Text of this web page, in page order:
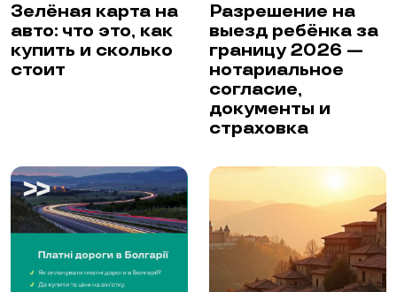
Зелёная карта на
авто: что это, как
купить и сколько
стоит
Разрешение на
выезд ребёнка за
границу 2026 —
нотариальное
согласие,
документы и
страховка